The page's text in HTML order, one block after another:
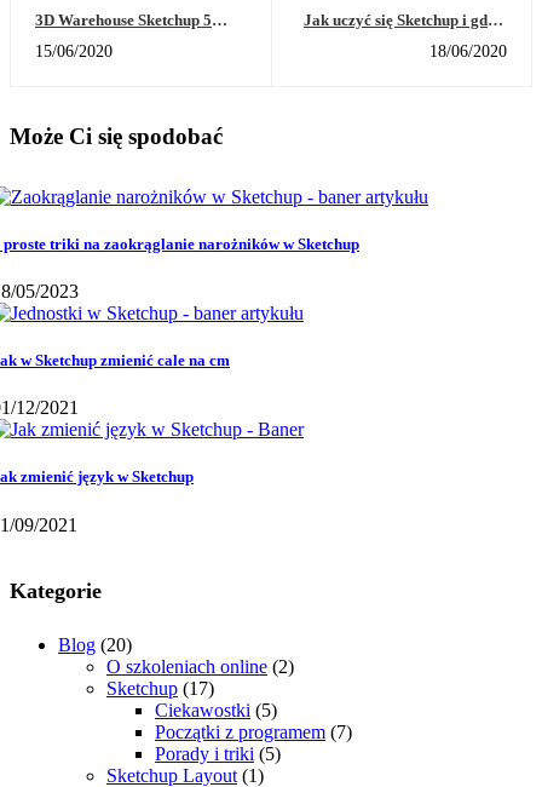
3D Warehouse Sketchup 5
wiesz!
15/06/2020
Jak uczyć się Sketchup i gdzie
dla siebie
18/06/2020
Może Ci się spodobać
proste triki na zaokrąglanie narożników w Sketchup
05/2023
w Sketchup zmienić cale na cm
12/2021
zmienić język w Sketchup
09/2021
Kategorie
Blog (20)
O szkoleniach online (2)
Sketchup (17)
Ciekawostki (5)
Początki z programem (7)
Porady i triki (5)
Sketchup Layout (1)